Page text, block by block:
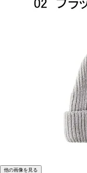
他の画像を見る